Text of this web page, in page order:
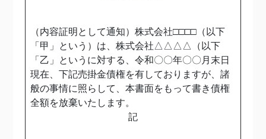
（内容証明として通知）株式会社□□□□（以下
「甲」という）は、株式会社△△△△（以下
「乙」というに対する、令和〇〇年〇〇月末日
現在、下記売掛金債権を有しておりますが、諸
般の事情に照らして、本書面をもって書き債権
全額を放棄いたします。
記